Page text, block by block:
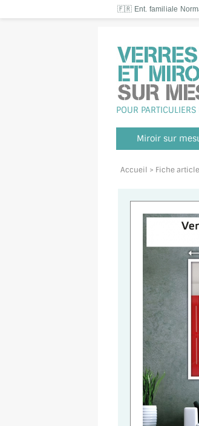
🇫🇷 Ent. familiale
POUR
Miroir sur
Accueil > Fiche